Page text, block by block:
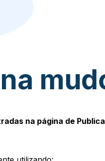
na página de